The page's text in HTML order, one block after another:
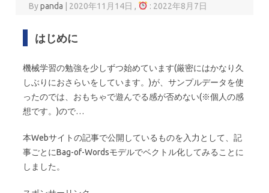
Bypanda 2020年11月14日 , : 2022年8月7日
はじめに
機械学習の勉強を少しずつ始めています(厳密にはかなり久
しぶりにおさらいをしています。)が、サンプルデータを使
ったのでは、おもちゃで遊んでる感が否めない(※個人の感
想です。)ので…
本Webサイトの記事で公開しているものを入力として、記
事ごとにBag-of-Wordsモデルでベクトル化してみることに
しました。